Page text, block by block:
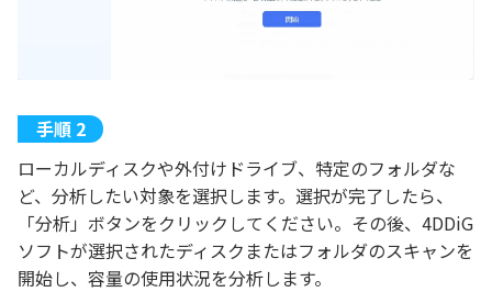
ローカルディスクや外付けドライブ、特定のフォルダな
ど、分析したい対象を選択します。選択が完了したら、
「分析」ボタンをクリックしてください。その後、4DDiG
ソフトが選択されたディスクまたはフォルダのスキャンを
開始し、容量の使用状況を分析します。